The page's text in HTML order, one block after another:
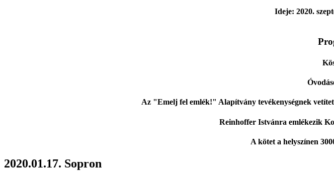
Ideje: 2020.
Az "Emelj fel emlék!" Alapítvány tevékenységnek
Reinhoffer Istvánra emlékezik
A kötet a helyszínen
2020.01.17. Sopron